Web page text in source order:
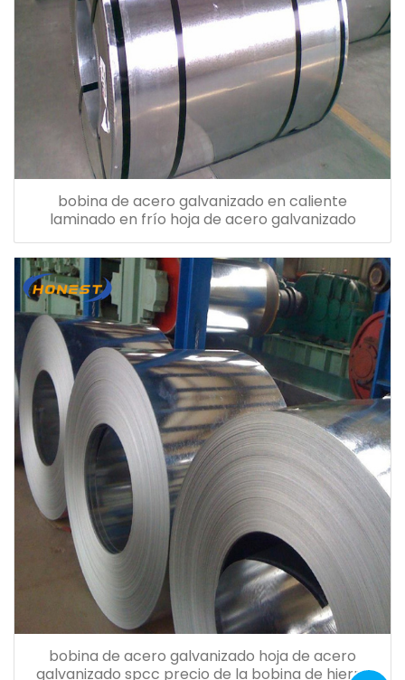
bobina de acero galvanizado en caliente
laminado en frío hoja de acero galvanizado
bobina de acero galvanizado hoja de acero
galvanizado spcc precio de la bobina de hierro